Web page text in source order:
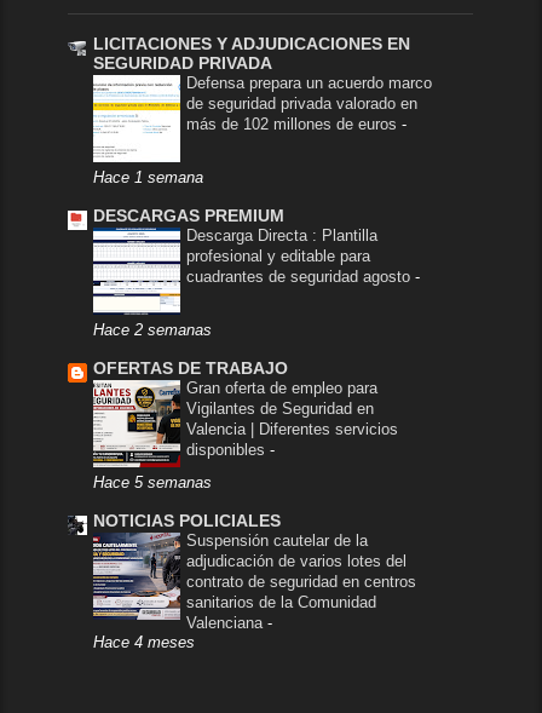
LICITACIONES Y ADJUDICACIONES EN
SEGURIDAD PRIVADA
Defensa prepara un acuerdo marco
de seguridad privada valorado en
más de 102 millones de euros-
Hace 1 semana
DESCARGAS PREMIUM
Descarga Directa : Plantilla
profesional y editable para
cuadrantes de seguridad agosto-
Hace 2 semanas
OFERTAS DE TRABAJO
Gran oferta de empleo para
Vigilantes de Seguridad en
Valencia | Diferentes servicios
disponibles-
Hace 5 semanas
NOTICIAS POLICIALES
Suspensión cautelar de la
adjudicación de varios lotes del
contrato de seguridad en centros
sanitarios de la Comunidad
Valenciana-
Hace 4 meses